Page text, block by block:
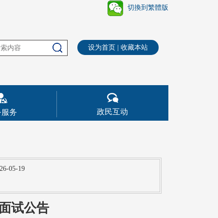
切換到繁體版
设为首页 收藏本站
务 政民互动
05-19
试公告